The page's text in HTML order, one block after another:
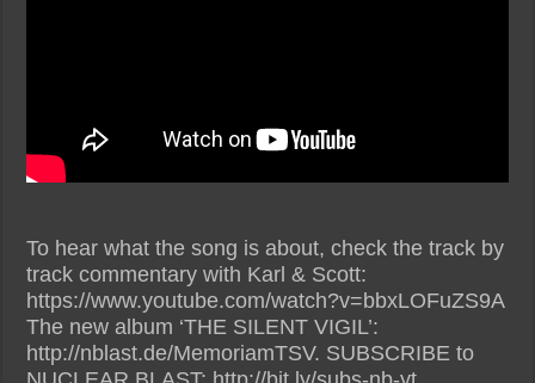
To hear what the song is about, check the track by
track commentary with Karl & Scott:
https://www.youtube.com/watch?v=bbxLOFuZS9A
The new album ‘THE SILENT VIGIL’:
http://nblast.de/MemoriamTSV. SUBSCRIBE to